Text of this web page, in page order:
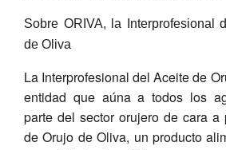
Sobre ORIVA, la Interprofesional
de Oliva
La Interprofesional del Aceite de
entidad que aúna a todos los
parte del sector orujero de cara a
de Orujo de Oliva, un producto